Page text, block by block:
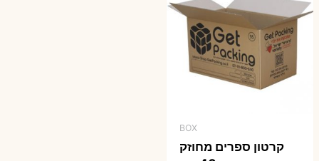
BOX
קרטון ספרים מחוזק